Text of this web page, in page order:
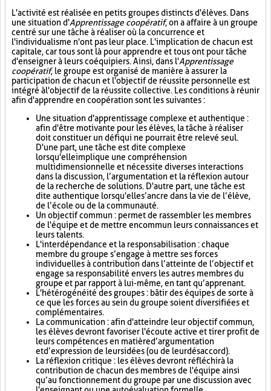
L'activité est réalisée en petits groupes distincts d'élèves. Dans
une situation d'Apprentissage coopératif, on a affaire à un groupe
centré sur une tâche à réaliser où la concurrence et
l'individualisme n'ont pas leur place. L'implication de chacun est
capitale, car tous sont là pour apprendre et tous ont pour tâche
d'enseigner à leurs coéquipiers. Ainsi, dans l'Apprentissage
coopératif, le groupe est organisé de manière à assurer la
participation de chacun et l'objectif de réussite personnelle est
intégré à l'objectif de la réussite collective. Les conditions à réunir
afin d'apprendre en coopération sont les suivantes :
Une situation d'apprentissage complexe et authentique :
afin d'être motivante pour les élèves, la tâche à réaliser
doit constituer un défi qui ne pourrait être relevé seul.
D'une part, une tâche est dite complexe
lorsqu'elle implique une compréhension
multidimensionnelle et nécessite diverses interactions
dans la discussion, l’argumentation et la réflexion autour
de la recherche de solutions. D'autre part, une tâche est
dite authentique lorsqu'elle s’ancre dans la vie de l’élève,
de l’école ou de la communauté.
Un objectif commun : permet de rassembler les membres
de l'équipe et de mettre en commun leurs connaissances et
leurs talents.
L'interdépendance et la responsabilisation : chaque
membre du groupe s’engage à mettre ses forces
individuelles à contribution dans l’atteinte de l’objectif et
engage sa responsabilité envers les autres membres du
groupe et par rapport à lui-même, en tant qu’apprenant.
L'hétérogénéité des groupes : bâtir des équipes de sorte à
ce que les forces au sein du groupe soient diversifiées et
complémentaires.
La communication : afin d'atteindre leur objectif commun,
les élèves devront favoriser l'écoute active et tirer profit de
leurs compétences en matière d’argumentation
et d’expression de leurs idées (ou de leur désaccord).
La réflexion critique : les élèves devront réfléchir à la
contribution de chacun des membres de l'équipe ainsi
qu’au fonctionnement du groupe par une discussion avec